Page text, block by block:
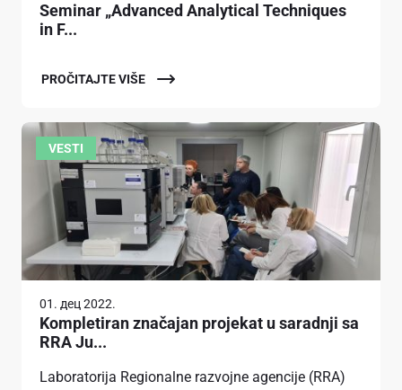
Seminar „Advanced Analytical Techniques
in F...
PROČITAJTE VIŠE
VESTI
01. дец 2022.
Kompletiran značajan projekat u saradnji sa
RRA Ju...
Laboratorija Regionalne razvojne agencije (RRA)